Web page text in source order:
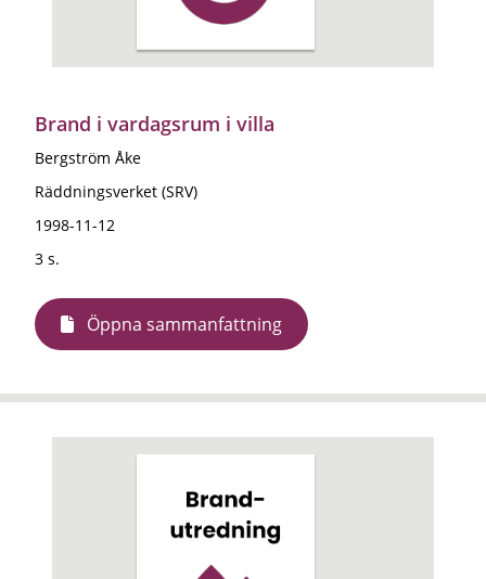
Brand i vardagsrum i villa
Bergström Åke
Räddningsverket (SRV)
1998-11-12
3 s.
Öppna sammanfattning